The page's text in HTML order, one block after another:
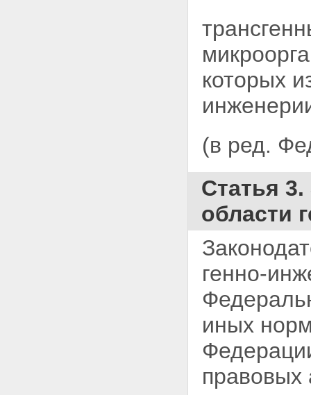
которых
(в ред.
Статья
области
генно-
иных
правовых